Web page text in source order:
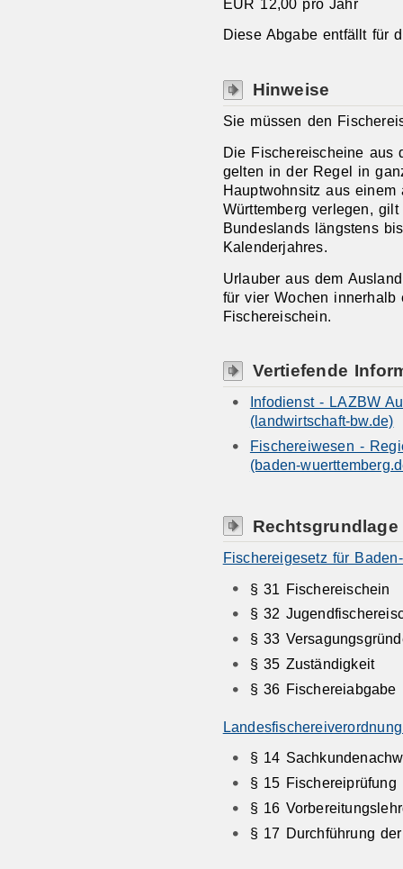
EUR 12,00 pro Jahr
Diese Abgabe entfällt für
Hinweise
Sie müssen den
Die Fischereischeine aus
gelten in der Regel in
Hauptwohnsitz aus
Württemberg verlegen,
Bundeslands längstens
Kalenderjahres.
Urlauber aus dem
für vier Wochen
Fischereischein.
Vertiefende
Infodienst - LAZBW
(landwirtschaft-bw.de)
Fischereiwesen -
(baden-
Rechtsgrundlage
Fischereigesetz für
§ 31 Fischereischein
§ 32
§ 33
§ 35 Zuständigkeit
§ 36 Fischereiabgabe
§ 14
§ 15 Fischereiprüfung
§ 16
§ 17 Durchführung